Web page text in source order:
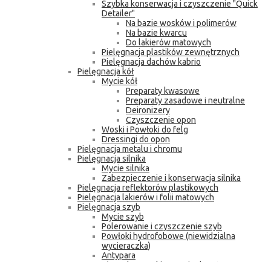
Szybka konserwacja i czyszczenie "Quick
Detailer"
Na bazie wosków i polimerów
Na bazie kwarcu
Do lakierów matowych
Pielęgnacja plastików zewnętrznych
Pielęgnacja dachów kabrio
Pielęgnacja kół
Mycie kół
Preparaty kwasowe
Preparaty zasadowe i neutralne
Deironizery
Czyszczenie opon
Woski i Powłoki do felg
Dressingi do opon
Pielęgnacja metalu i chromu
Pielęgnacja silnika
Mycie silnika
Zabezpieczenie i konserwacja silnika
Pielęgnacja reflektorów plastikowych
Pielęgnacja lakierów i folii matowych
Pielęgnacja szyb
Mycie szyb
Polerowanie i czyszczenie szyb
Powłoki hydrofobowe (niewidzialna
wycieraczka)
Antypara